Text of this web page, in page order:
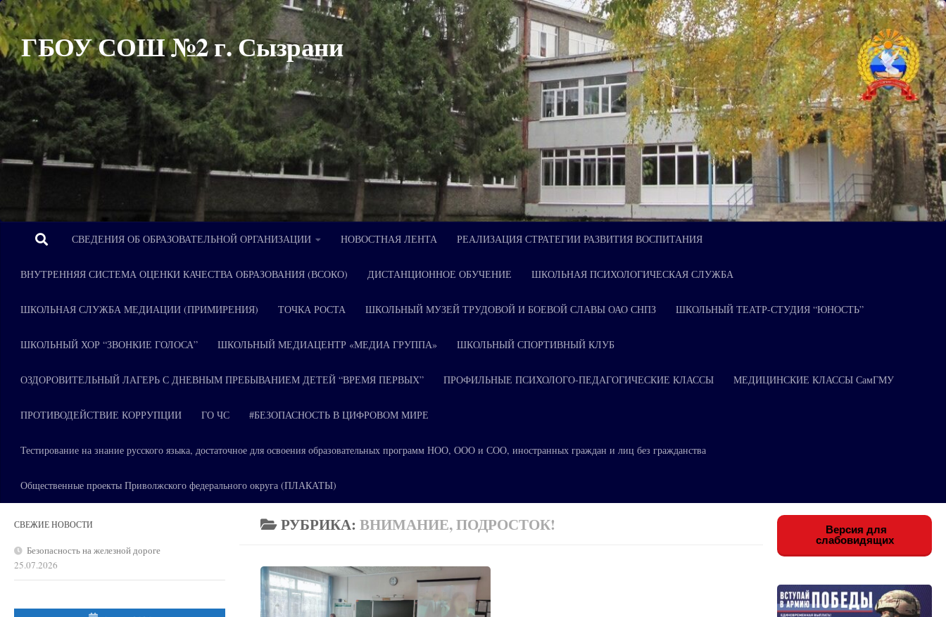
Перейти к содержимому
ГБОУ СОШ №2 г. Сызрани
СВЕДЕНИЯ ОБ ОБРАЗОВАТЕЛЬНОЙ ОРГАНИЗАЦИИ НОВОСТНАЯ ЛЕНТА РЕАЛИЗАЦИЯ СТРАТЕГИИ РАЗВИТИЯ ВОСПИТАНИЯ
ВНУТРЕННЯЯ СИСТЕМА ОЦЕНКИ КАЧЕСТВА ОБРАЗОВАНИЯ (ВСОКО) ДИСТАНЦИОННОЕ ОБУЧЕНИЕ ШКОЛЬНАЯ ПСИХОЛОГИЧЕСКАЯ СЛУЖБА
ШКОЛЬНАЯ СЛУЖБА МЕДИАЦИИ (ПРИМИРЕНИЯ) ТОЧКА РОСТА ШКОЛЬНЫЙ МУЗЕЙ ТРУДОВОЙ И БОЕВОЙ СЛАВЫ ОАО СНПЗ ШКОЛЬНЫЙ ТЕАТР-СТУДИЯ “ЮНОСТЬ”
ШКОЛЬНЫЙ ХОР “ЗВОНКИЕ ГОЛОСА” ШКОЛЬНЫЙ МЕДИАЦЕНТР «МЕДИА ГРУППА» ШКОЛЬНЫЙ СПОРТИВНЫЙ КЛУБ
ОЗДОРОВИТЕЛЬНЫЙ ЛАГЕРЬ С ДНЕВНЫМ ПРЕБЫВАНИЕМ ДЕТЕЙ “ВРЕМЯ ПЕРВЫХ” ПРОФИЛЬНЫЕ ПСИХОЛОГО-ПЕДАГОГИЧЕСКИЕ КЛАССЫ МЕДИЦИНСКИЕ КЛАССЫ СамГМУ
ПРОТИВОДЕЙСТВИЕ КОРРУПЦИИ ГО ЧС #БЕЗОПАСНОСТЬ В ЦИФРОВОМ МИРЕ
Тестирование на знание русского языка, достаточное для освоения образовательных программ НОО, ООО и СОО, иностранных граждан и лиц без гражданства
Общественные проекты Приволжского федерального округа (ПЛАКАТЫ)
РУБРИКА: ВНИМАНИЕ, ПОДРОСТОК!
СВЕЖИЕ НОВОСТИ
Безопасность на железной дороге
25.07.2026
Версия для
слабовидящих